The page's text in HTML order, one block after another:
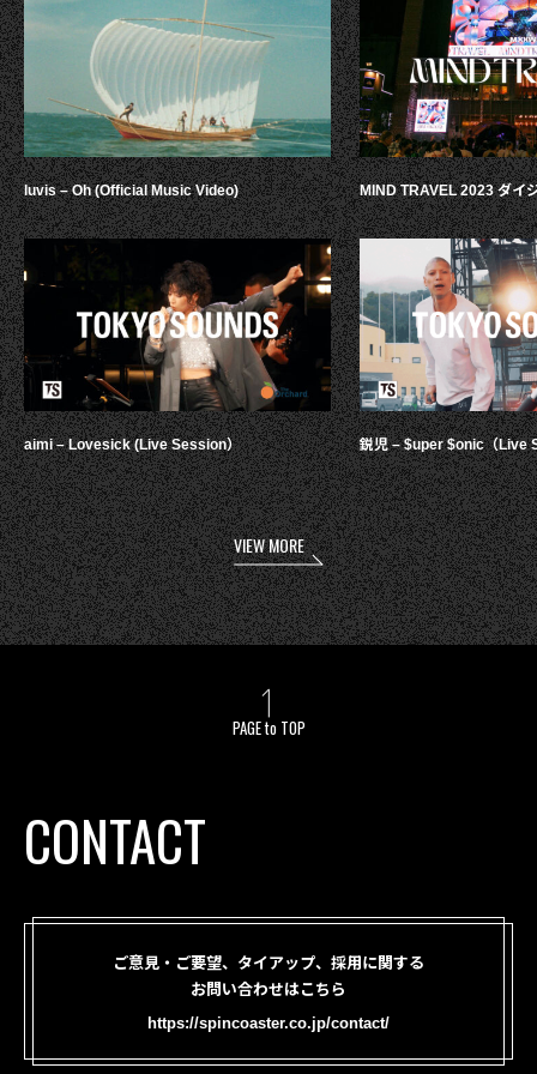
luvis – Oh (Official Music Video)
aimi – Lovesick (Live Session）
MIND TRAVEL 2023 ダイ
鋭児 – $uper $onic（Live
VIEW MORE
PAGE to TOP
CONTACT
ご意見・ご要望、タイアップ、採用に関する
お問い合わせはこちら
https://spincoaster.co.jp/contact/